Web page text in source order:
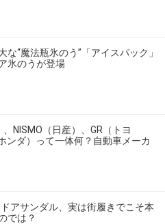
な“魔法瓶氷のう”「アイスパック」
氷のうが登場
NISMO（日産）、GR（トヨ
ンダ）って一体何？自動車メーカ
アサンダル、実は街履きでこそ本
では？